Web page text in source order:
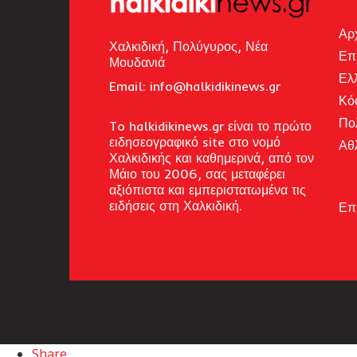
Χαλκιδική, Πολύγυρος, Νέα
Μουδανιά
Email: info@halkidikinews.gr
To halkidikinews.gr είναι το πρώτο
ειδησεογραφικό site στο νομό
Χαλκιδικής και καθημερινά, από τον
Μάιο του 2006, σας μεταφέρει
αξιόπιστα και εμπεριστατωμένα τις
ειδήσεις στη Χαλκιδική.